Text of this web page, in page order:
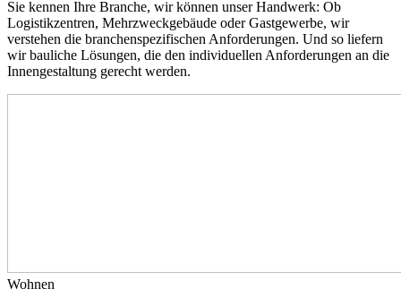
Sie kennen Ihre Branche, wir können unser Handwerk: Ob
Logistikzentren, Mehrzweckgebäude oder Gastgewerbe, wir
verstehen die branchenspezifischen Anforderungen. Und so liefern
wir bauliche Lösungen, die den individuellen Anforderungen an die
Innengestaltung gerecht werden.
Wohnen